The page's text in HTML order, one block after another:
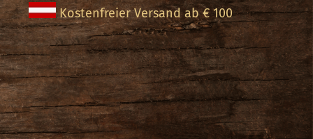
Kostenfreier Versand ab € 100